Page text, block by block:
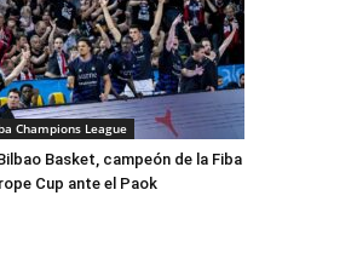
Champions League
Basket, campeón de la Fiba
Cup ante el Paok